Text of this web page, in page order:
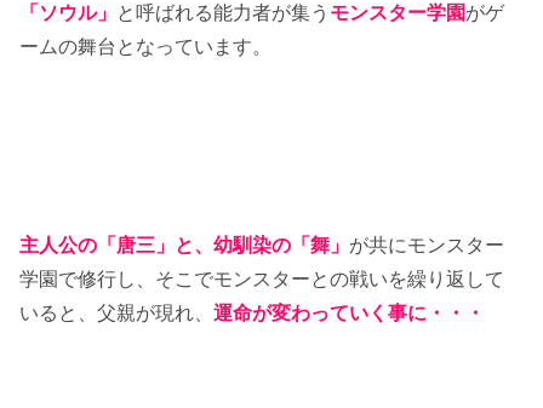
「ソウル」 と呼ばれる能力者が集う モンスター学園がゲ
ームの舞台となっています。
主人公の「唐三」と、幼馴染の「舞」 が共にモンスター
学園で修行し、そこでモンスターとの戦いを繰り返して
いると、父親が現れ、運命が変わっていく事に・・・